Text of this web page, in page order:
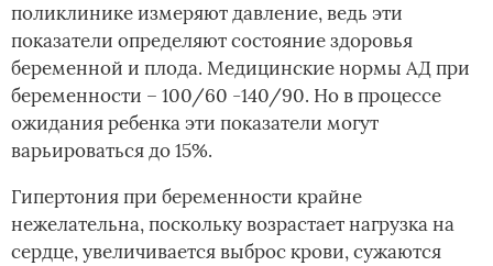
поликлинике измеряют давление, ведь эти
показатели определяют состояние здоровья
беременной и плода. Медицинские нормы АД при
беременности – 100/60 -140/90. Но в процессе
ожидания ребенка эти показатели могут
варьироваться до 15%.
Гипертония при беременности крайне
нежелательна, поскольку возрастает нагрузка на
сердце, увеличивается выброс крови, сужаются